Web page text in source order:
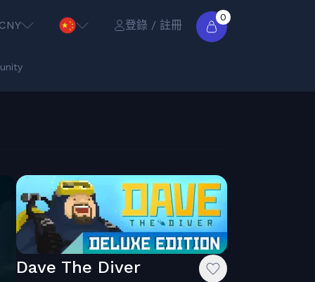
登錄 / 註冊
0
Dave The Diver